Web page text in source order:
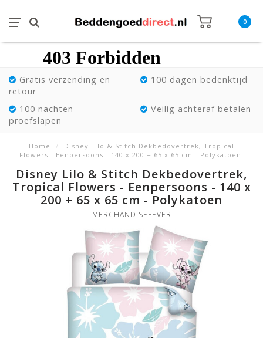
0
Gratis verzending en
retour
100 dagen bedenktijd
100 nachten
proefslapen
Veilig achteraf betalen
Home /
Disney Lilo & Stitch Dekbedovertrek, Tropical
Flowers - Eenpersoons - 140 x 200 + 65 x 65 cm - Polykatoen
Disney Lilo & Stitch Dekbedovertrek,
Tropical Flowers - Eenpersoons - 140 x
200 + 65 x 65 cm - Polykatoen
MERCHANDISEFEVER